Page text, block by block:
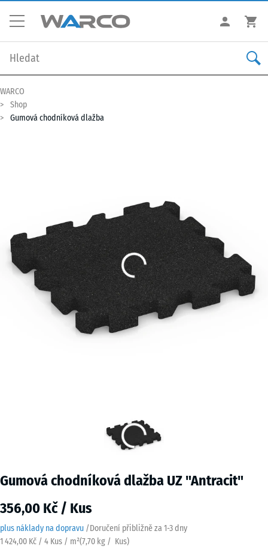
WARCO
Shop
Gumová chodníková dlažba
Gumová chodníková dlažba UZ "Antracit"
356,00 Kč / Kus
plus náklady na dopravu /Doručení přibližně za 1-3 dny
1 424,00 Kč / 4 Kus / m²(7,70 kg / Kus)